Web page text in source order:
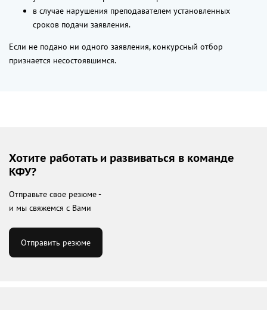
в случае нарушения преподавателем установленных
сроков подачи заявления.
Если не подано ни одного заявления, конкурсный отбор
признается несостоявшимся.
Хотите работать и развиваться в команде
КФУ?
Отправьте свое резюме -
и мы свяжемся с Вами
Отправить резюме